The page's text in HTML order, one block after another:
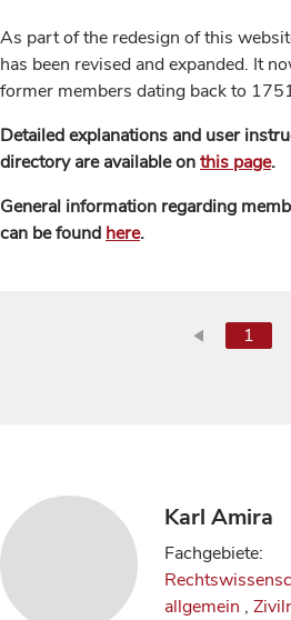
As part of the redesign of this
has been revised and expanded. It
former members dating back to
Detailed explanations and user
directory are available onthis page.
General information regarding
can be found here.
1
Karl Amira
Fachgebiete:
allgemein ,